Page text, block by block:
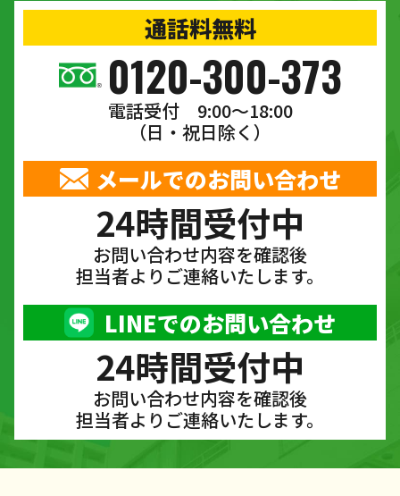
通話料無料
0120-300-373
電話受付 9:00〜18:00
（日・祝日除く）
メールでのお問い合わせ
24時間受付中
お問い合わせ内容を確認後
担当者よりご連絡いたします。
LINEでのお問い合わせ
24時間受付中
お問い合わせ内容を確認後
担当者よりご連絡いたします。